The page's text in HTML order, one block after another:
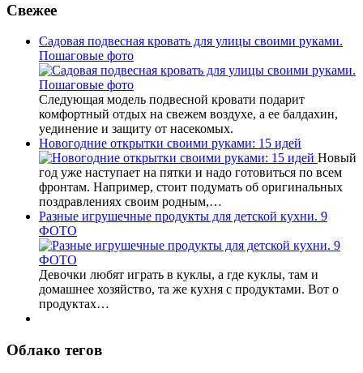
Свежее
Садовая подвесная кровать для улицы своими руками.
Пошаговые фото
Следующая модель подвесной кровати подарит
комфортный отдых на свежем воздухе, а ее балдахин,
уединение и защиту от насекомых.
Новогодние открытки своими руками: 15 идей
Новый
год уже наступает на пятки и надо готовиться по всем
фронтам. Например, стоит подумать об оригинальных
поздравлениях своим родным,…
Разные игрушечные продукты для детской кухни. 9
ФОТО
Девочки любят играть в куклы, а где куклы, там и
домашнее хозяйство, та же кухня с продуктами. Вот о
продуктах…
Облако тегов